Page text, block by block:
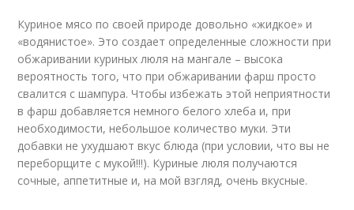
Куриное мясо по своей природе довольно «жидкое» и
«водянистое». Это создает определенные сложности при
обжаривании куриных люля на мангале – высока
вероятность того, что при обжаривании фарш просто
свалится с шампура. Чтобы избежать этой неприятности
в фарш добавляется немного белого хлеба и, при
необходимости, небольшое количество муки. Эти
добавки не ухудшают вкус блюда (при условии, что вы не
переборщите с мукой!!!). Куриные люля получаются
сочные, аппетитные и, на мой взгляд, очень вкусные.